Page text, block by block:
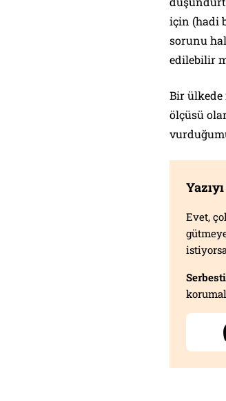
için (hadi
sorunu
edilebilir
Bir ülkede
ölçüsü
Evet,